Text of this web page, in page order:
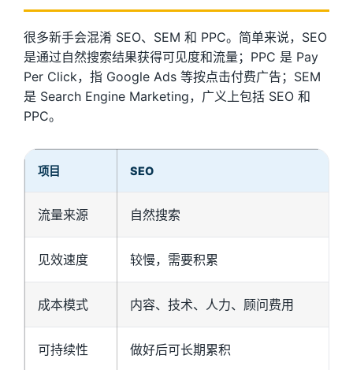
很多新手会混淆 SEO、SEM 和 PPC。简单来说，SEO
是通过自然搜索结果获得可见度和流量；PPC 是 Pay
Per Click，指 Google Ads 等按点击付费广告；SEM
是 Search Engine Marketing，广义上包括 SEO 和
PPC。
项目 SEO
流量来源 自然搜索
见效速度 较慢，需要积累
成本模式 内容、技术、人力、顾问费用
可持续性 做好后可长期累积